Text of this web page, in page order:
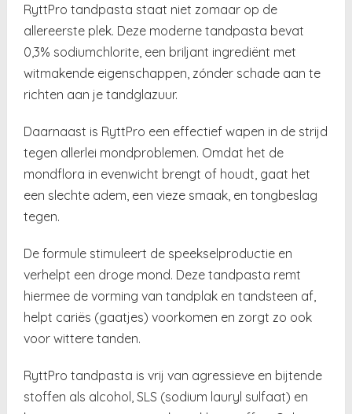
RyttPro tandpasta staat niet zomaar op de
allereerste plek. Deze moderne tandpasta bevat
0,3% sodiumchlorite, een briljant ingrediënt met
witmakende eigenschappen, zónder schade aan te
richten aan je tandglazuur.
Daarnaast is RyttPro een effectief wapen in de strijd
tegen allerlei mondproblemen. Omdat het de
mondflora in evenwicht brengt of houdt, gaat het
een slechte adem, een vieze smaak, en tongbeslag
tegen.
De formule stimuleert de speekselproductie en
verhelpt een droge mond. Deze tandpasta remt
hiermee de vorming van tandplak en tandsteen af,
helpt cariës (gaatjes) voorkomen en zorgt zo ook
voor wittere tanden.
RyttPro tandpasta is vrij van agressieve en bijtende
stoffen als alcohol, SLS (sodium lauryl sulfaat) en